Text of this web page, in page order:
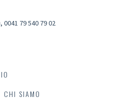
, 0041 79 540 79 02
CHI SIAMO